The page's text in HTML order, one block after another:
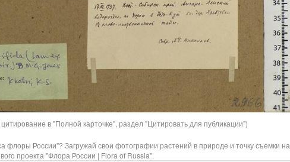
в "Полной карточке", раздел "Цитировать для публикации")
флоры России"? Загружай свои фотографии растений в природе и точку съемки на
проекта "Флора России | Flora of Russia".